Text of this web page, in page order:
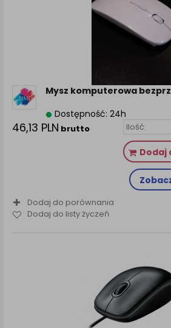
Mysz komputerowa
Dostępność: 24h
46,13 PLN brutto
Dodaj
Dodaj do porównania
Dodaj do listy życzeń